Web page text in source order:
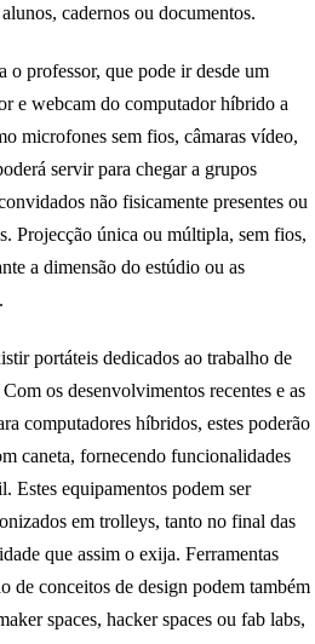
cadernos ou documentos.
o professor, que pode ir desde um
e webcam do computador híbrido a
microfones sem fios, câmaras vídeo,
servir para chegar a grupos
não fisicamente presentes ou
Projecção única ou múltipla, sem fios,
a dimensão do estúdio ou as
portáteis dedicados ao trabalho de
os desenvolvimentos recentes e as
computadores híbridos, estes poderão
caneta, fornecendo funcionalidades
Estes equipamentos podem ser
em trolleys, tanto no final das
que assim o exija. Ferramentas
de conceitos de design podem também
spaces, hacker spaces ou fab labs,